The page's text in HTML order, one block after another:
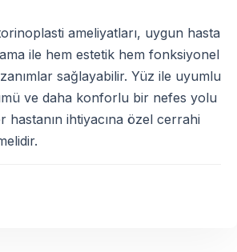
ameliyatları, uygun hasta
ile hem estetik hem fonksiyonel
sağlayabilir. Yüz ile uyumlu
ve daha konforlu bir nefes yolu
hastanın ihtiyacına özel cerrahi